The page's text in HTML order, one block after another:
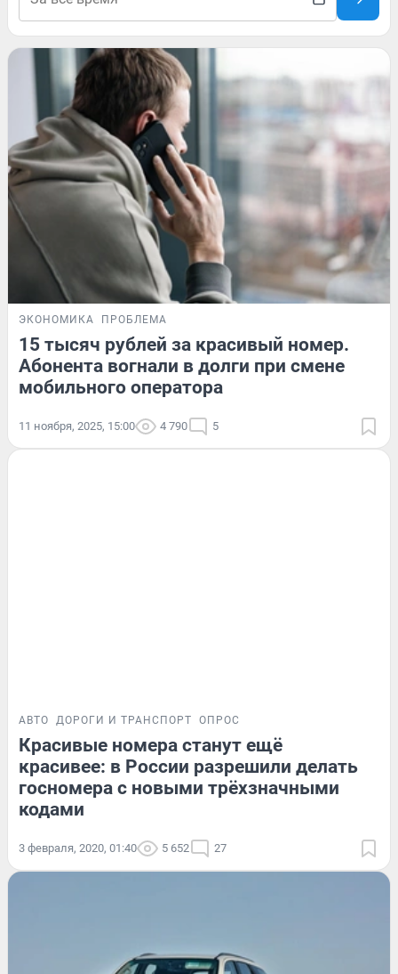
ЭКОНОМИКА ПРОБЛЕМА
15 тысяч рублей за красивый номер.
Абонента вогнали в долги при смене
мобильного оператора
11 ноября, 2025, 15:00 4 790 5
АВТО ДОРОГИ И ТРАНСПОРТ ОПРОС
Красивые номера станут ещё
красивее: в России разрешили делать
госномера с новыми трёхзначными
кодами
3 февраля, 2020, 01:40 5 652 27